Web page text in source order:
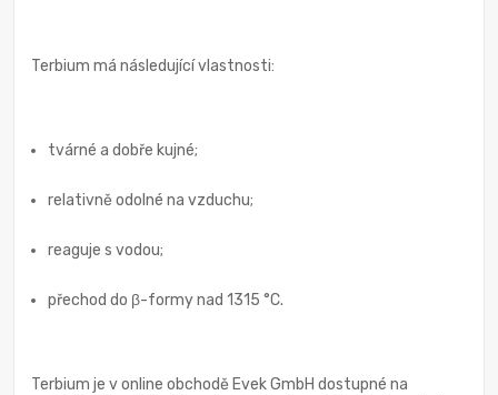
Terbium má následující vlastnosti:
tvárné a dobře kujné;
relativně odolné na vzduchu;
reaguje s vodou;
přechod do β-formy nad 1315 °C.
Terbium je v online obchodě Evek GmbH dostupné na